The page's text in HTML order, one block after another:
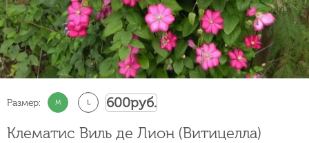
Клематис Виль де Лион (Витицелла)
Размер: M L 600руб.